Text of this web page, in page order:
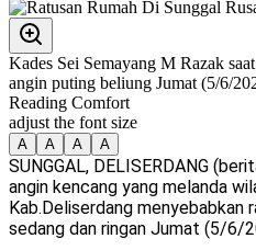
Kades Sei Semayang M Razak
angin puting beliung Jumat (5/6/
Reading Comfort
adjust the font size
A A A A
SUNGGAL, DELISERDANG
angin kencang yang melanda
Kab.Deliserdang menyebabkan
sedang dan ringan Jumat (5/6/